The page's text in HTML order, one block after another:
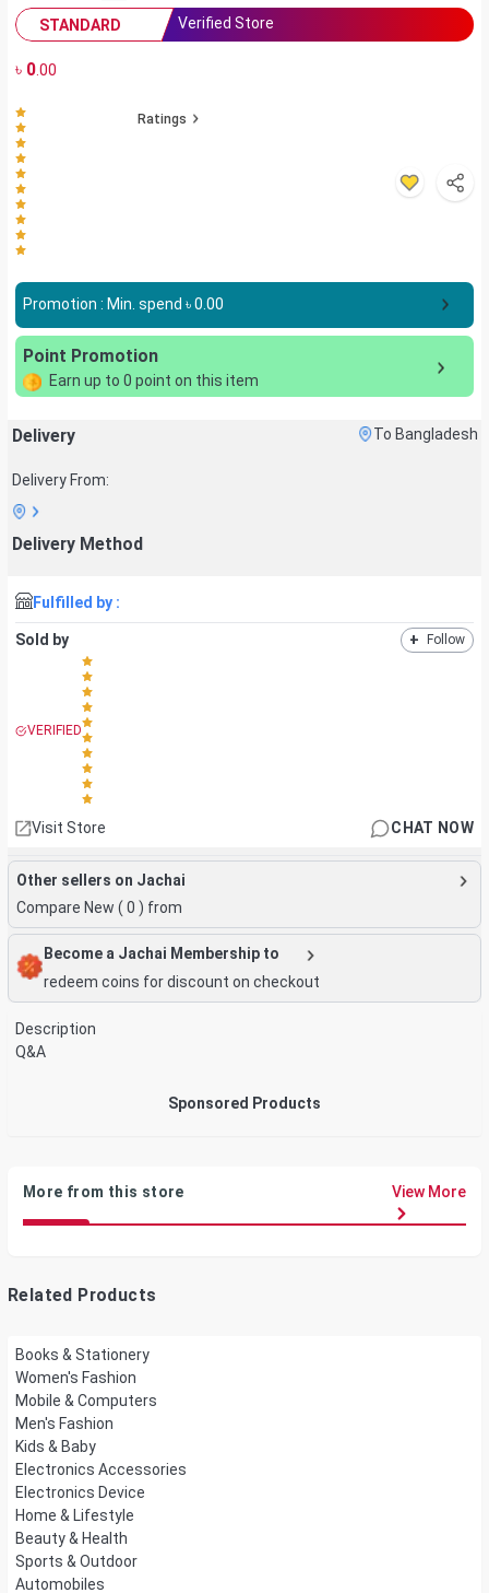
STANDARD
Verified Store
৳ 0.00
Ratings
Promotion : Min. spend ৳0.00
Point Promotion
Earn up to 0 point on this item
Delivery To Bangladesh
Delivery From:
Delivery Method
Fulfilled by :
Sold by + Follow
VERIFIED
Visit Store CHAT NOW
Other sellers on Jachai
Compare New ( 0 ) from
Become a Jachai Membership to
redeem coins for discount on checkout
Description
Q&A
Sponsored Products
More from this store View More
Related Products
Books & Stationery
Women's Fashion
Mobile & Computers
Men's Fashion
Kids & Baby
Electronics Accessories
Electronics Device
Home & Lifestyle
Beauty & Health
Sports & Outdoor
Automobiles